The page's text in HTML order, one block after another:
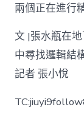
兩個正在進行
文 |張水瓶在
中尋找邏輯結
記者 張小悅